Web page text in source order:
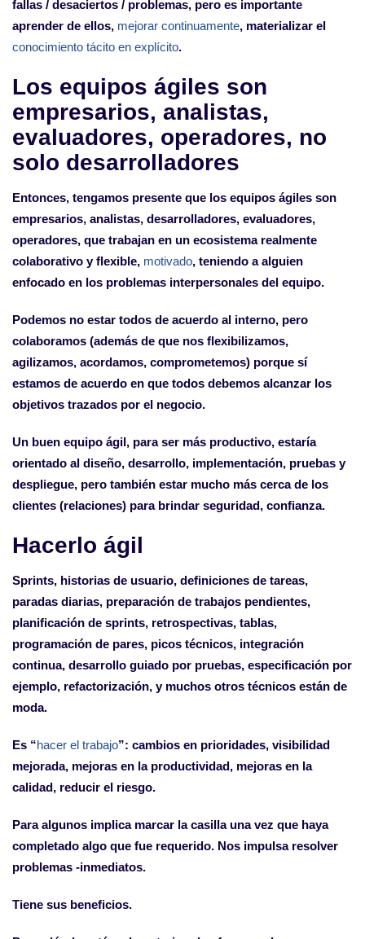
fallas / desaciertos / problemas, pero es importante
aprender de ellos, mejorar continuamente, materializar el
conocimiento tácito en explícito.
Los equipos ágiles son
empresarios, analistas,
evaluadores, operadores, no
solo desarrolladores
Entonces, tengamos presente que los equipos ágiles son
empresarios, analistas, desarrolladores, evaluadores,
operadores, que trabajan en un ecosistema realmente
colaborativo y flexible, motivado, teniendo a alguien
enfocado en los problemas interpersonales del equipo.
Podemos no estar todos de acuerdo al interno, pero
colaboramos (además de que nos flexibilizamos,
agilizamos, acordamos, comprometemos) porque sí
estamos de acuerdo en que todos debemos alcanzar los
objetivos trazados por el negocio.
Un buen equipo ágil, para ser más productivo, estaría
orientado al diseño, desarrollo, implementación, pruebas y
despliegue, pero también estar mucho más cerca de los
clientes (relaciones) para brindar seguridad, confianza.
Hacerlo ágil
Sprints, historias de usuario, definiciones de tareas,
paradas diarias, preparación de trabajos pendientes,
planificación de sprints, retrospectivas, tablas,
programación de pares, picos técnicos, integración
continua, desarrollo guiado por pruebas, especificación por
ejemplo, refactorización, y muchos otros técnicos están de
moda.
Es “hacer el trabajo”: cambios en prioridades, visibilidad
mejorada, mejoras en la productividad, mejoras en la
calidad, reducir el riesgo.
Para algunos implica marcar la casilla una vez que haya
completado algo que fue requerido. Nos impulsa resolver
problemas -inmediatos.
Tiene sus beneficios.